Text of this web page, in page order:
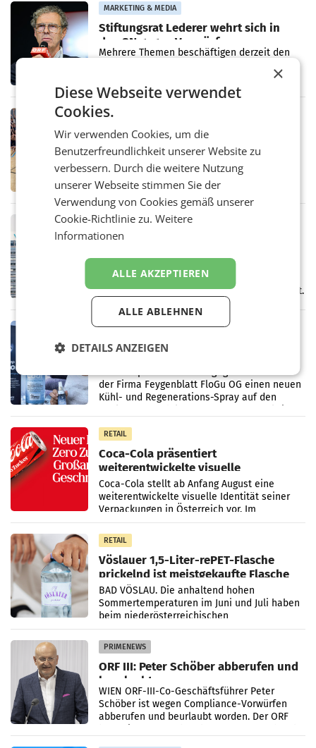
MARKETING & MEDIA
Stiftungsrat Lederer wehrt sich in
den SN gegen Vorwürfe
Mehrere Themen beschäftigen derzeit den
vorgeschlagenen Besetzungen für die
RETAIL
Bipa unterstützt Bewegte Kids
Sommercamps im Osten Österreichs
Bereits zum zweiten Mal begleitet Bipa das
polysportive Sommersportcamp „Bewegte
Kids“. Während der Campwochen in den
Monaten Juli und August versorgt das
Unternehmen Kinder sowie
RETAIL
voestalpine verzeichnet solides
erstes Quartal und steigert EBITDA
Der voestalpine-Konzern hat im 1. Quartal
des Geschäftsjahres 2026/27 (1. April bis 30.
Juni 2026) ein solides Ergebnis erwirtschaftet.
Der Umsatz stieg im Vergleich zur
Vorjahresperiode
RETAIL
Kühl-Spray: SN Sports bringt „Keep
der Firma Feygenblatt FloGu OG einen neuen
Kühl- und Regenerations-Spray auf den
RETAIL
Coca-Cola präsentiert
weiterentwickelte visuelle
Markenidentität
Coca-Cola stellt ab Anfang August eine
weiterentwickelte visuelle Identität seiner
Verpackungen in Österreich vor. Im
Mittelpunkt des Redesigns stehen zentrale
Gestaltungselemente
RETAIL
Vöslauer 1,5-Liter-rePET-Flasche
prickelnd ist meistgekaufte Flasche
Österreichs
BAD VÖSLAU. Die anhaltend hohen
Sommertemperaturen im Juni und Juli haben
beim niederösterreichischen
Getränkehersteller Vöslauer zu deutlichen
Absatzzuwächsen geführt. Während
PRIMENEWS
ORF III: Peter Schöber abberufen und
beurlaubt
WIEN ORF-III-Co-Geschäftsführer Peter
Schöber ist wegen Compliance-Vorwürfen
abberufen und beurlaubt worden. Der ORF
×
Diese Webseite verwendet
Cookies.
Wir verwenden Cookies, um die
Benutzerfreundlichkeit unserer Website zu
verbessern. Durch die weitere Nutzung
unserer Webseite stimmen Sie der
Verwendung von Cookies gemäß unserer
Cookie-Richtlinie zu.Weitere
Informationen
ALLE AKZEPTIEREN
ALLE ABLEHNEN
DETAILS ANZEIGEN